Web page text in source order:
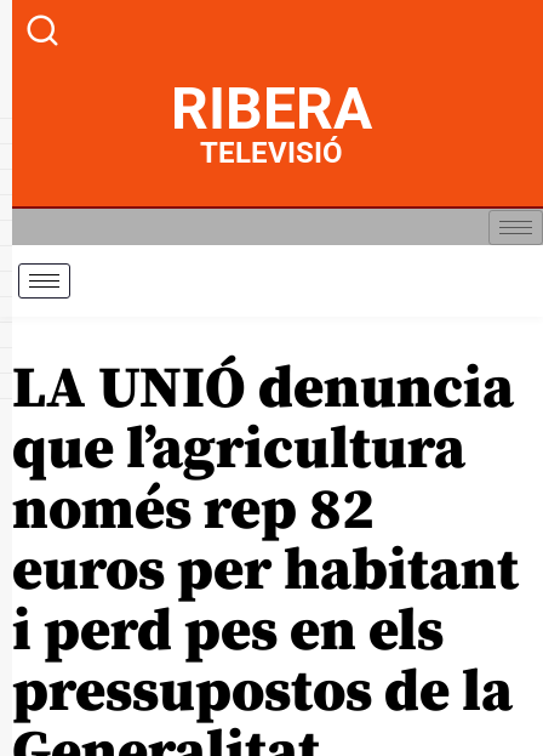
RIBERA
TELEVISIÓ
LA UNIÓ denuncia
que l’agricultura
només rep 82
euros per habitant
i perd pes en els
pressupostos de la